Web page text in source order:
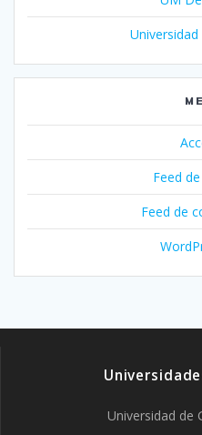
Feed
Feed de
Universidad de